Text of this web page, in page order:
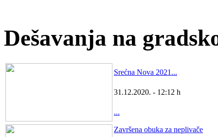
Dešavanja na
Srećna Nova 2021...
31.12.2020. - 12:12 h
...
Završena obuka za neplivače